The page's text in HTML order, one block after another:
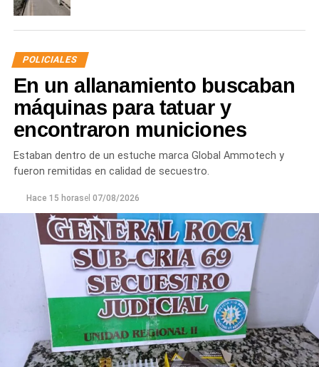
POLICIALES
En un allanamiento buscaban
máquinas para tatuar y
encontraron municiones
Estaban dentro de un estuche marca Global Ammotech y
fueron remitidas en calidad de secuestro.
Hace 15 horasel 07/08/2026